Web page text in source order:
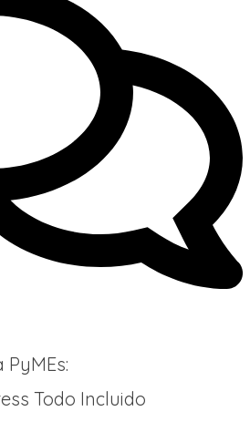
Todo Incluido